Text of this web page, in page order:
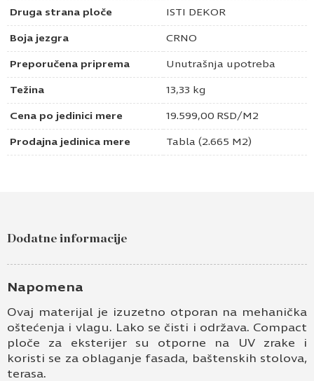
Druga strana ploče ISTI DEKOR
Boja jezgra CRNO
Preporučena priprema Unutrašnja upotreba
Težina 13,33 kg
Cena po jedinici mere 19.599,00 RSD/M2
Prodajna jedinica mere Tabla (2.665 M2)
Ime i prezime
Kontakt telefon
Dodatne informacije
Napomena
Ovaj materijal je izuzetno otporan na mehanička
oštećenja i vlagu. Lako se čisti i održava. Compact
ploče za eksterijer su otporne na UV zrake i
koristi se za oblaganje fasada, baštenskih stolova,
terasa.